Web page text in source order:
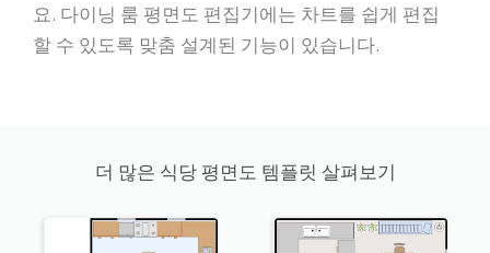
요. 다이닝 룸 평면도 편집기에는 차트를 쉽게 편집
할 수 있도록 맞춤 설계된 기능이 있습니다.
더 많은 식당 평면도 템플릿 살펴보기